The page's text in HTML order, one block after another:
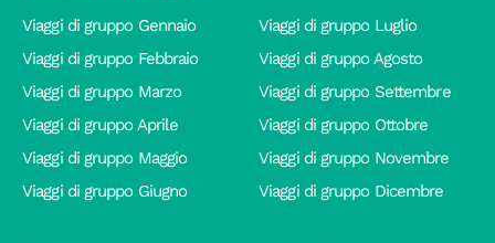
Viaggi di gruppo Gennaio
Viaggi di gruppo Febbraio
Viaggi di gruppo Marzo
Viaggi di gruppo Aprile
Viaggi di gruppo Maggio
Viaggi di gruppo Giugno
Viaggi di gruppo Luglio
Viaggi di gruppo Agosto
Viaggi di gruppo Settembre
Viaggi di gruppo Ottobre
Viaggi di gruppo Novembre
Viaggi di gruppo Dicembre